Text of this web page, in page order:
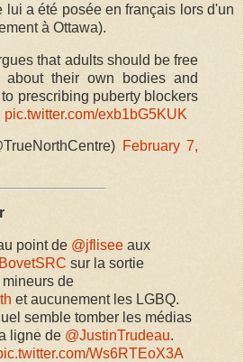
lui a été posée en français lors d'un
à Ottawa).
that adults should be free
about their own bodies and
prescribing puberty blockers
pic.twitter.com/exb1bG5KUK
February 7,
point de @jflisee aux
⁩ sur la sortie
de
⁩ et aucunement les LGBQ.
semble tomber les médias
ligne de @JustinTrudeau⁩.
Ws6RTEoX3A